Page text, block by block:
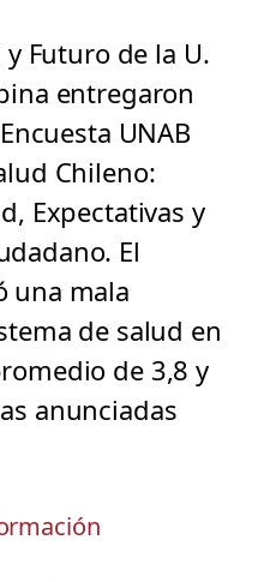
Futuro de la U.
entregaron
UNAB
Chileno:
Expectativas y
El
una mala
de salud en
de 3,8 y
anunciadas